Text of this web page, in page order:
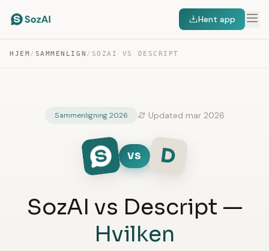
Hent app
HJEM / SAMMENLIGN / SOZAI VS DESCRIPT
Sammenligning 2026 Updated mar 2026
VS D
SozAI vs Descript —
Hvilken